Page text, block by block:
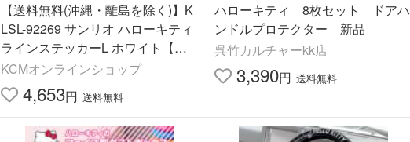
【送料無料(沖縄・離島を除く)】K
LSL-92269 サンリオ ハローキティ
ラインステッカーL ホワイト【サ
ンリオ、Heiio Kitty】
KCMオンラインショップ
4,653円 送料無料
ハローキティ 8枚セット ドアハ
ンドルプロテクター 新品
呉竹カルチャーkk店
3,390円 送料無料